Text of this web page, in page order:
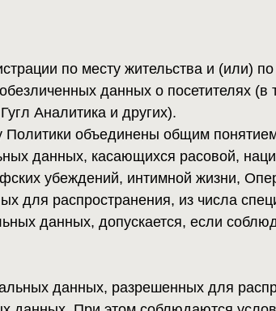
такого согласия
для распространения,
с момента получения указанного
запретов и условий на обработку
персональных данных, разрешенных
любое время по требованию субъекта
отчество (при наличии), контактную
субъекта персональных данных, а также
в данном требовании персональные
данных, разрешенных для
требования, указанного в п. 5.9.3